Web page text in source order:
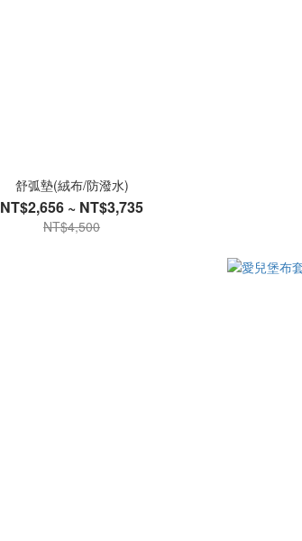
舒弧墊(絨布/防潑水)
NT$2,656 ~ NT$3,735
NT$4,500